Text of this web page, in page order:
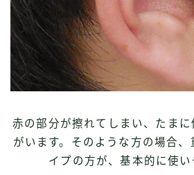
赤の部分が擦れてしまい、たま
がいます。そのような方の場合、
イプの方が、基本的に使い